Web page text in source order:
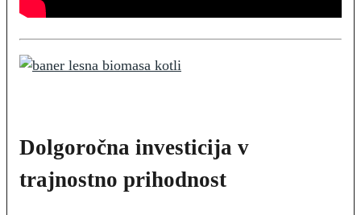
Dolgoročna investicija v
trajnostno prihodnost